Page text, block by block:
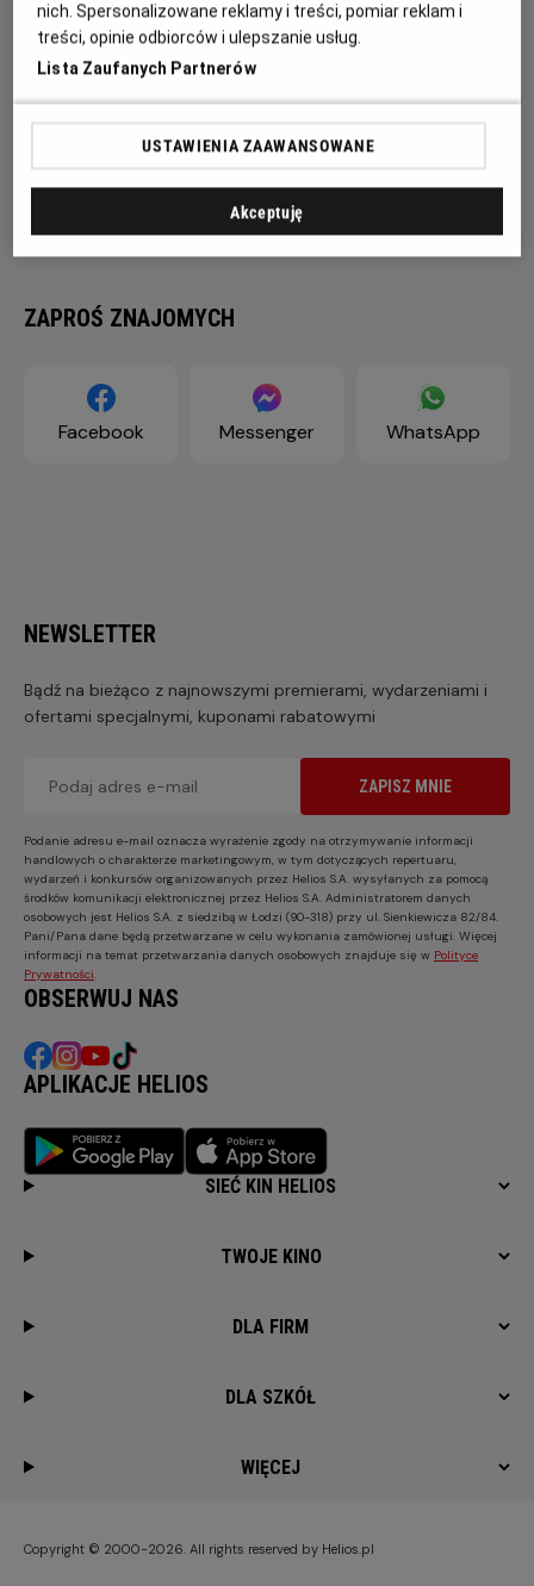
ZAPROŚ ZNAJOMYCH
Facebook Messenger WhatsApp
NEWSLETTER
Bądź na bieżąco z najnowszymi premierami, wydarzeniami i
ofertami specjalnymi, kuponami rabatowymi
ZAPISZ MNIE
Podanie adresu e-mail oznacza wyrażenie zgody na otrzymywanie informacji
handlowych o charakterze marketingowym, w tym dotyczących repertuaru,
wydarzeń i konkursów organizowanych przez Helios S.A. wysyłanych za pomocą
środków komunikacji elektronicznej przez Helios S.A. Administratorem danych
osobowych jest Helios S.A. z siedzibą w Łodzi (90-318) przy ul. Sienkiewicza 82/84.
Pani/Pana dane będą przetwarzane w celu wykonania zamówionej usługi. Więcej
informacji na temat przetwarzania danych osobowych znajduje się w Polityce
Prywatności
OBSERWUJ NAS
APLIKACJE HELIOS
SIEĆ KIN HELIOS
TWOJE KINO
DLA FIRM
DLA SZKÓŁ
WIĘCEJ
Copyright © 2000-2026. All rights reserved by Helios.pl
nich. Spersonalizowane reklamy i treści, pomiar reklam i
treści, opinie odbiorców i ulepszanie usług.
Lista Zaufanych Partnerów
USTAWIENIA ZAAWANSOWANE
Akceptuję